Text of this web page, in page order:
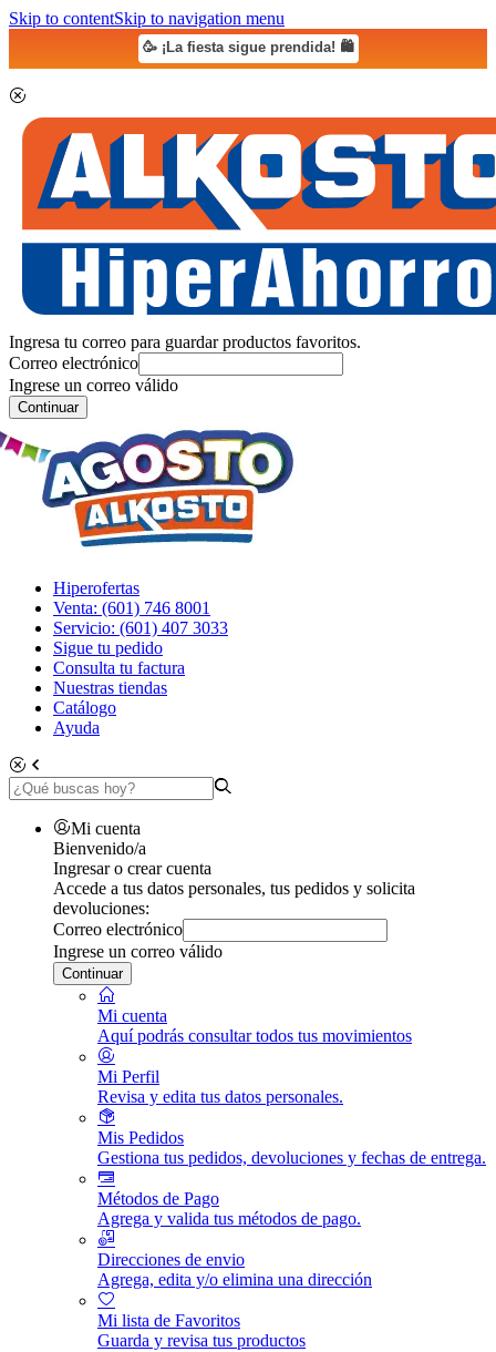
Skip to contentSkip to navigation menu
🥳 ¡La fiesta sigue prendida! 🛍️
Ingresa tu correo para guardar productos favoritos.
Correo electrónico
Ingrese un correo válido
Continuar
Hiperofertas
Venta: (601) 746 8001
Servicio: (601) 407 3033
Sigue tu pedido
Consulta tu factura
Nuestras tiendas
Catálogo
Ayuda
Mi cuenta
Bienvenido/a
Ingresar o crear cuenta
Accede a tus datos personales, tus pedidos y solicita
devoluciones:
Correo electrónico
Ingrese un correo válido
Continuar
Mi cuenta
Aquí podrás consultar todos tus movimientos
Mi Perfil
Revisa y edita tus datos personales.
Mis Pedidos
Gestiona tus pedidos, devoluciones y fechas de entrega.
Métodos de Pago
Agrega y valida tus métodos de pago.
Direcciones de envio
Agrega, edita y/o elimina una dirección
Mi lista de Favoritos
Guarda y revisa tus productos